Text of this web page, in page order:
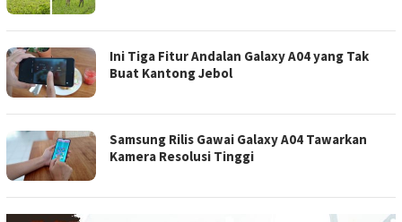
Ini Tiga Fitur Andalan Galaxy A04 yang Tak
Buat Kantong Jebol
Samsung Rilis Gawai Galaxy A04 Tawarkan
Kamera Resolusi Tinggi